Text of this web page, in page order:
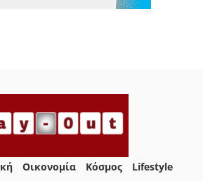
Οικονομία Κόσμος
Lifestyle